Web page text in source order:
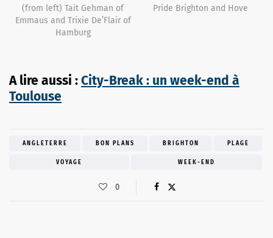
(from left) Tait Gehman of
Emmaus and Trixie De’Flair of
Hamburg
Pride Brighton and Hove
A lire aussi :City-Break : un week-end à
Toulouse
ANGLETERRE BON PLANS BRIGHTON PLAGE
VOYAGE WEEK-END
0